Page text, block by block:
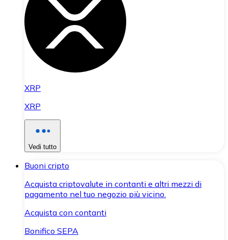
XRP
XRP
Vedi tutto
Buoni cripto
Acquista criptovalute in contanti e altri mezzi di
pagamento nel tuo negozio più vicino.
Acquista con contanti
Bonifico SEPA